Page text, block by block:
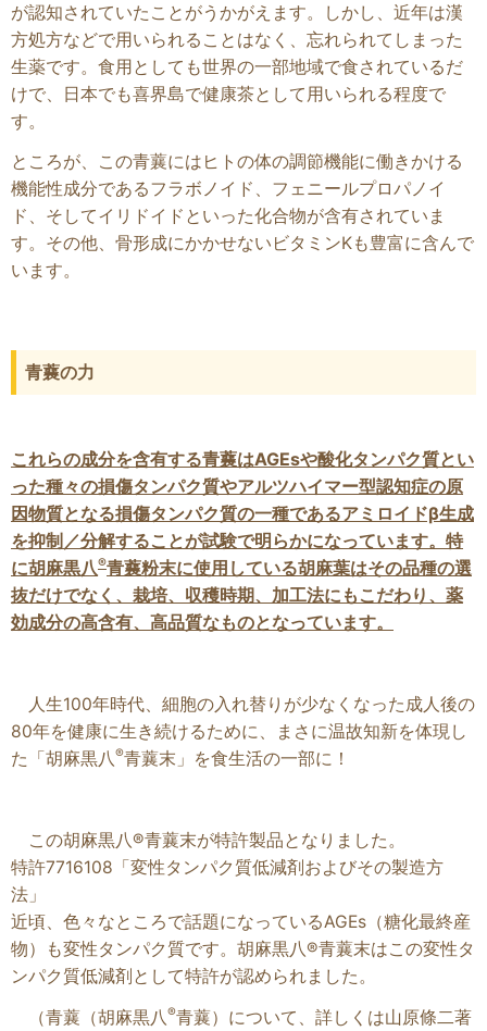
が認知されていたことがうかがえます。しかし、近年は漢
方処方などで用いられることはなく、忘れられてしまった
生薬です。食用としても世界の一部地域で食されているだ
けで、日本でも喜界島で健康茶として用いられる程度で
す。
ところが、この青蘘にはヒトの体の調節機能に働きかける
機能性成分であるフラボノイド、フェニールプロパノイ
ド、そしてイリドイドといった化合物が含有されていま
す。その他、骨形成にかかせないビタミンKも豊富に含んで
います。
青蘘の力
これらの成分を含有する青蘘はAGEsや酸化タンパク質とい
った種々の損傷タンパク質やアルツハイマー型認知症の原
因物質となる損傷タンパク質の一種であるアミロイドβ生成
を抑制／分解することが試験で明らかになっています。特
に胡麻黒八®青蘘粉末に使用している胡麻葉はその品種の選
抜だけでなく、栽培、収穫時期、加工法にもこだわり、薬
効成分の高含有、高品質なものとなっています。
人生100年時代、細胞の入れ替りが少なくなった成人後の
80年を健康に生き続けるために、まさに温故知新を体現し
た「胡麻黒八®青蘘末」を食生活の一部に！
この胡麻黒八®青蘘末が特許製品となりました。
特許7716108「変性タンパク質低減剤およびその製造方
法」
近頃、色々なところで話題になっているAGEs（糖化最終産
物）も変性タンパク質です。胡麻黒八®青蘘末はこの変性タ
ンパク質低減剤として特許が認められました。
（青蘘（胡麻黒八®青蘘）について、詳しくは山原條二著